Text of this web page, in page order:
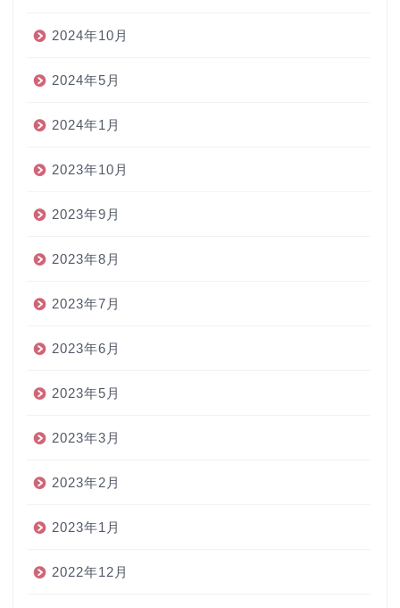
2024年10月
2024年5月
2024年1月
2023年10月
2023年9月
2023年8月
2023年7月
2023年6月
2023年5月
2023年3月
2023年2月
2023年1月
2022年12月